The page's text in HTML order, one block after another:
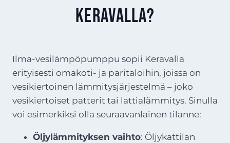
Keravalla?
Ilma-vesilämpöpumppu sopii Keravalla
erityisesti omakoti- ja paritaloihin, joissa on
vesikiertoinen lämmitysjärjestelmä – joko
vesikiertoiset patterit tai lattialämmitys. Sinulla
voi esimerkiksi olla seuraavanlainen tilanne:
Öljylämmityksen vaihto: Öljykattilan